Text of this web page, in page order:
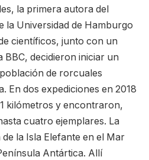
la primera autora del
la Universidad de Hamburgo
científicos, junto con un
BBC, decidieron iniciar un
de rorcuales
En dos expediciones en 2018
kilómetros y encontraron,
cuatro ejemplares. La
la Isla Elefante en el Mar
Antártica. Allí